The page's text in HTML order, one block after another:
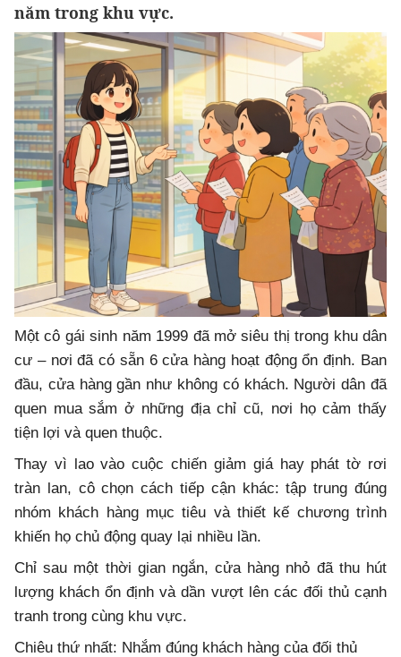
năm trong khu vực.
Một cô gái sinh năm 1999 đã mở siêu thị trong khu dân
cư – nơi đã có sẵn 6 cửa hàng hoạt động ổn định. Ban
đầu, cửa hàng gần như không có khách. Người dân đã
quen mua sắm ở những địa chỉ cũ, nơi họ cảm thấy
tiện lợi và quen thuộc.
Thay vì lao vào cuộc chiến giảm giá hay phát tờ rơi
tràn lan, cô chọn cách tiếp cận khác: tập trung đúng
nhóm khách hàng mục tiêu và thiết kế chương trình
khiến họ chủ động quay lại nhiều lần.
Chỉ sau một thời gian ngắn, cửa hàng nhỏ đã thu hút
lượng khách ổn định và dần vượt lên các đối thủ cạnh
tranh trong cùng khu vực.
Chiêu thứ nhất: Nhắm đúng khách hàng của đối thủ